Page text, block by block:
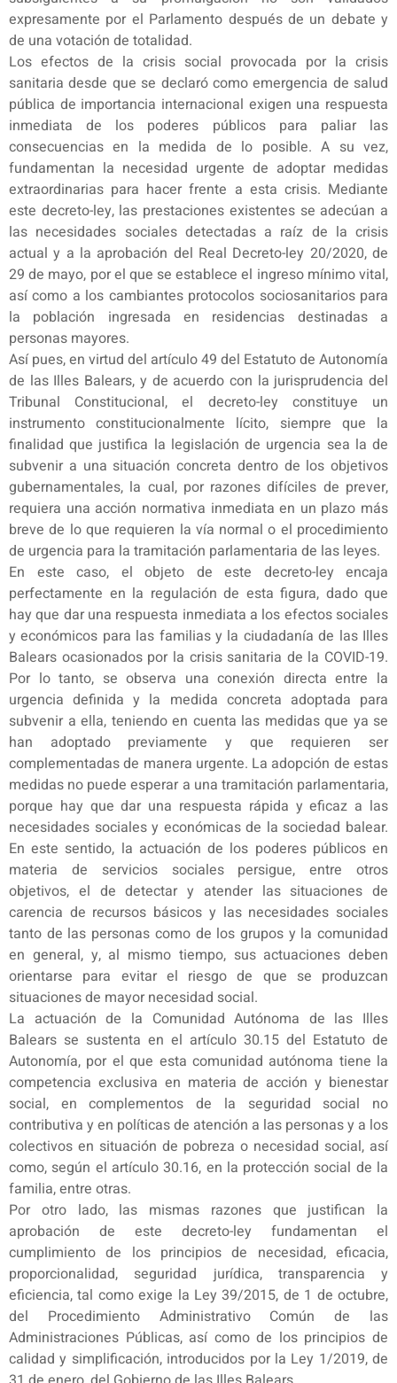
expresamente por el Parlamento después de un debate y
de una votación de totalidad.
Los efectos de la crisis social provocada por la crisis
sanitaria desde que se declaró como emergencia de salud
pública de importancia internacional exigen una respuesta
inmediata de los poderes públicos para paliar las
consecuencias en la medida de lo posible. A su vez,
fundamentan la necesidad urgente de adoptar medidas
extraordinarias para hacer frente a esta crisis. Mediante
este decreto-ley, las prestaciones existentes se adecúan a
las necesidades sociales detectadas a raíz de la crisis
actual y a la aprobación del Real Decreto-ley 20/2020, de
29 de mayo, por el que se establece el ingreso mínimo vital,
así como a los cambiantes protocolos sociosanitarios para
la población ingresada en residencias destinadas a
personas mayores.
Así pues, en virtud del artículo 49 del Estatuto de Autonomía
de las Illes Balears, y de acuerdo con la jurisprudencia del
Tribunal Constitucional, el decreto-ley constituye un
instrumento constitucionalmente lícito, siempre que la
finalidad que justifica la legislación de urgencia sea la de
subvenir a una situación concreta dentro de los objetivos
gubernamentales, la cual, por razones difíciles de prever,
requiera una acción normativa inmediata en un plazo más
breve de lo que requieren la vía normal o el procedimiento
de urgencia para la tramitación parlamentaria de las leyes.
En este caso, el objeto de este decreto-ley encaja
perfectamente en la regulación de esta figura, dado que
hay que dar una respuesta inmediata a los efectos sociales
y económicos para las familias y la ciudadanía de las Illes
Balears ocasionados por la crisis sanitaria de la COVID-19.
Por lo tanto, se observa una conexión directa entre la
urgencia definida y la medida concreta adoptada para
subvenir a ella, teniendo en cuenta las medidas que ya se
han adoptado previamente y que requieren ser
complementadas de manera urgente. La adopción de estas
medidas no puede esperar a una tramitación parlamentaria,
porque hay que dar una respuesta rápida y eficaz a las
necesidades sociales y económicas de la sociedad balear.
En este sentido, la actuación de los poderes públicos en
materia de servicios sociales persigue, entre otros
objetivos, el de detectar y atender las situaciones de
carencia de recursos básicos y las necesidades sociales
tanto de las personas como de los grupos y la comunidad
en general, y, al mismo tiempo, sus actuaciones deben
orientarse para evitar el riesgo de que se produzcan
situaciones de mayor necesidad social.
La actuación de la Comunidad Autónoma de las Illes
Balears se sustenta en el artículo 30.15 del Estatuto de
Autonomía, por el que esta comunidad autónoma tiene la
competencia exclusiva en materia de acción y bienestar
social, en complementos de la seguridad social no
contributiva y en políticas de atención a las personas y a los
colectivos en situación de pobreza o necesidad social, así
como, según el artículo 30.16, en la protección social de la
familia, entre otras.
Por otro lado, las mismas razones que justifican la
aprobación de este decreto-ley fundamentan el
cumplimiento de los principios de necesidad, eficacia,
proporcionalidad, seguridad jurídica, transparencia y
eficiencia, tal como exige la Ley 39/2015, de 1 de octubre,
del Procedimiento Administrativo Común de las
Administraciones Públicas, así como de los principios de
calidad y simplificación, introducidos por la Ley 1/2019, de